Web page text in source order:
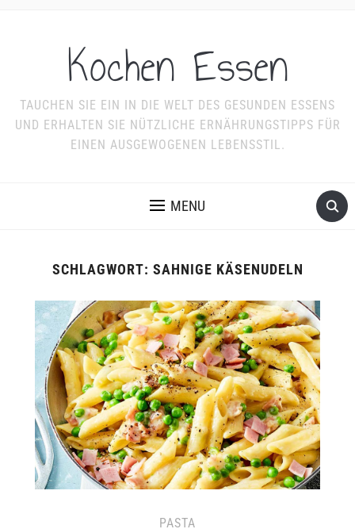
Kochen Essen
TAUCHEN SIE EIN IN DIE WELT DES GESUNDEN ESSENS
UND ERHALTEN SIE NÜTZLICHE ERNÄHRUNGSTIPPS FÜR
EINEN AUSGEWOGENEN LEBENSSTIL.
MENU
SCHLAGWORT: SAHNIGE KÄSENUDELN
PASTA